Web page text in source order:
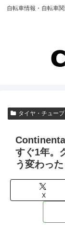
自転車情報・自転車
タイヤ・チューブ
すぐ1年。
う変わった
X